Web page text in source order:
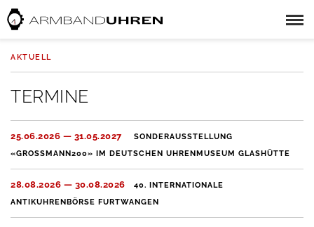
AKTUELL
TERMINE
25.06.2026 — 31.05.2027
SONDERAUSSTELLUNG
«GROSSMANN200» IM DEUTSCHEN UHRENMUSEUM GLASHÜTTE
28.08.2026 — 30.08.2026
40. INTERNATIONALE
ANTIKUHRENBÖRSE FURTWANGEN